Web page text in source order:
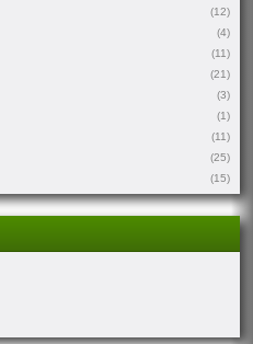
(12)
(4)
(11)
(21)
(3)
(1)
(11)
(25)
(15)